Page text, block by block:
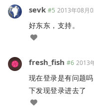
sevk #5 2013年08月
好东东，支持。
fresh_fish #6 2013
现在登录是有问题
下发现登录进去了